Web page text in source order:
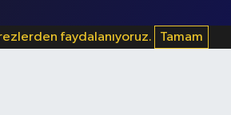
faydalanıyoruz. Tamam